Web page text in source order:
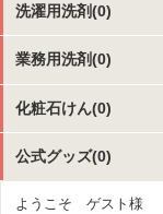
洗濯用洗剤(0)
業務用洗剤(0)
化粧石けん(0)
公式グッズ(0)
ようこそ ゲスト様